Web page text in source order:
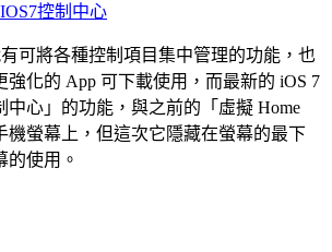
控制中心
可將各種控制項目集中管理的功能，也
強化的 App 可下載使用，而最新的 iOS 7
中心」的功能，與之前的「虛擬 Home
機螢幕上，但這次它隱藏在螢幕的最下
的使用。